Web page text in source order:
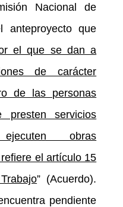
Nacional de
anteproyecto que
el que se dan a
de carácter
de las personas
servicios
obras
el artículo 15
” (Acuerdo).
pendiente